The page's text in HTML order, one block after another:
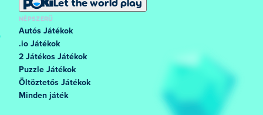
NÉPSZERŰ
Autós Játékok
.io Játékok
2 Játékos Játékok
Puzzle Játékok
Öltöztetős Játékok
Minden játék